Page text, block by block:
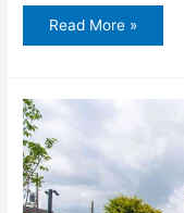
Read More »
Jual
di
Bontang